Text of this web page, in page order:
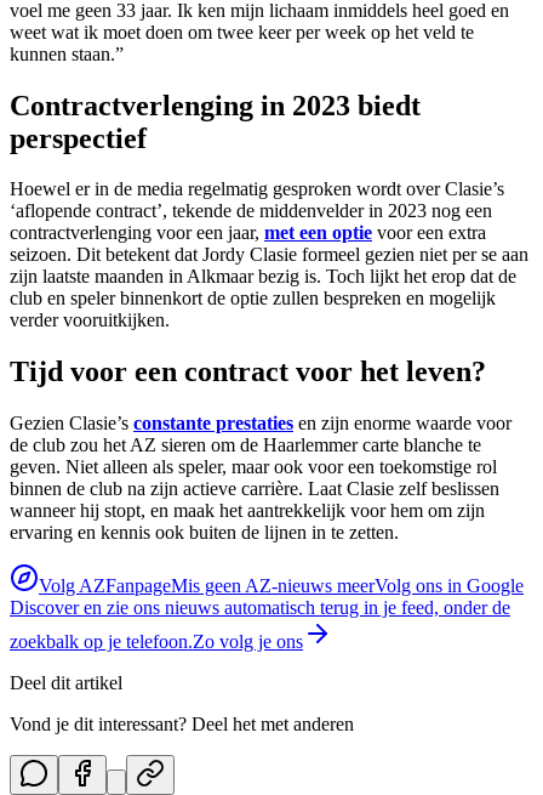
voel me geen 33 jaar. Ik ken mijn lichaam inmiddels heel goed en
weet wat ik moet doen om twee keer per week op het veld te
kunnen staan.”
Contractverlenging in 2023 biedt
perspectief
Hoewel er in de media regelmatig gesproken wordt over Clasie’s
‘aflopende contract’, tekende de middenvelder in 2023 nog een
contractverlenging voor een jaar, met een optie voor een extra
seizoen. Dit betekent dat Jordy Clasie formeel gezien niet per se aan
zijn laatste maanden in Alkmaar bezig is. Toch lijkt het erop dat de
club en speler binnenkort de optie zullen bespreken en mogelijk
verder vooruitkijken.
Tijd voor een contract voor het leven?
Gezien Clasie’s constante prestaties en zijn enorme waarde voor
de club zou het AZ sieren om de Haarlemmer carte blanche te
geven. Niet alleen als speler, maar ook voor een toekomstige rol
binnen de club na zijn actieve carrière. Laat Clasie zelf beslissen
wanneer hij stopt, en maak het aantrekkelijk voor hem om zijn
ervaring en kennis ook buiten de lijnen in te zetten.
Volg AZFanpageMis geen AZ-nieuws meerVolg ons in Google
Discover en zie ons nieuws automatisch terug in je feed, onder de
zoekbalk op je telefoon.Zo volg je ons
Deel dit artikel
Vond je dit interessant? Deel het met anderen